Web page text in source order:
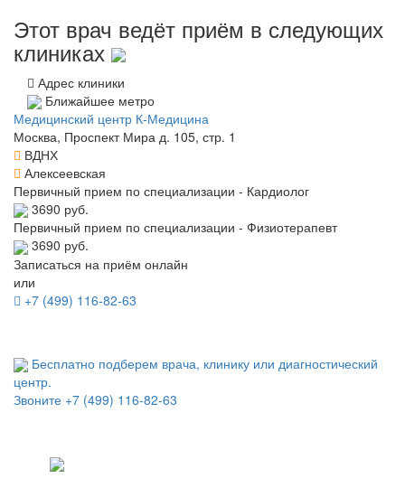
Этот врач ведёт приём в следующих
клиниках
Адрес клиники
Ближайшее метро
Медицинский центр К-Медицина
Москва, Проспект Мира д. 105, стр. 1
ВДНХ
Алексеевская
Первичный прием по специализации - Кардиолог
3690 руб.
Первичный прием по специализации - Физиотерапевт
3690 руб.
Записаться на приём онлайн
или
+7 (499) 116-82-63
Бесплатно подберем врача, клинику или диагностический
центр.
Звоните +7 (499) 116-82-63